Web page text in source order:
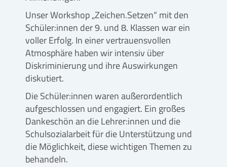
Unser Workshop „Zeichen.Setzen“ mit den
Schüler:innen der 9. und 8. Klassen war ein
voller Erfolg. In einer vertrauensvollen
Atmosphäre haben wir intensiv über
Diskriminierung und ihre Auswirkungen
diskutiert.
Die Schüler:innen waren außerordentlich
aufgeschlossen und engagiert. Ein großes
Dankeschön an die Lehrer:innen und die
Schulsozialarbeit für die Unterstützung und
die Möglichkeit, diese wichtigen Themen zu
behandeln.